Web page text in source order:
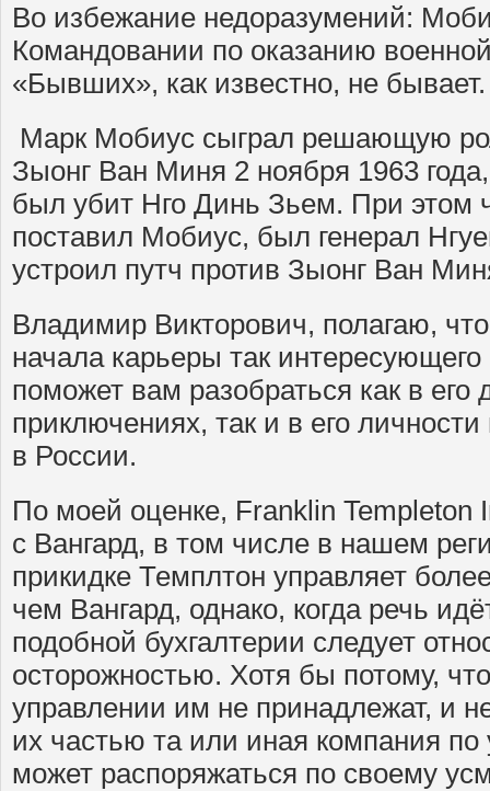
Во избежание недоразумений:
Командовании по оказанию
«Бывших», как известно, не бывает.
Марк Мобиус сыграл решающую
Зыонг Ван Миня 2 ноября 1963 года,
был убит Нго Динь Зьем. При этом
поставил Мобиус, был генерал
устроил путч против Зыонг Ван
Владимир Викторович, полагаю,
начала карьеры так
поможет вам разобраться как в
приключениях, так и в его
в России.
По моей оценке, Franklin Templeton
с Вангард, в том числе в нашем
прикидке Темплтон управляет
чем Вангард, однако, когда речь
подобной бухгалтерии следует
осторожностью. Хотя бы потому,
управлении им не принадлежат, и
их частью та или иная компания
может распоряжаться по своему